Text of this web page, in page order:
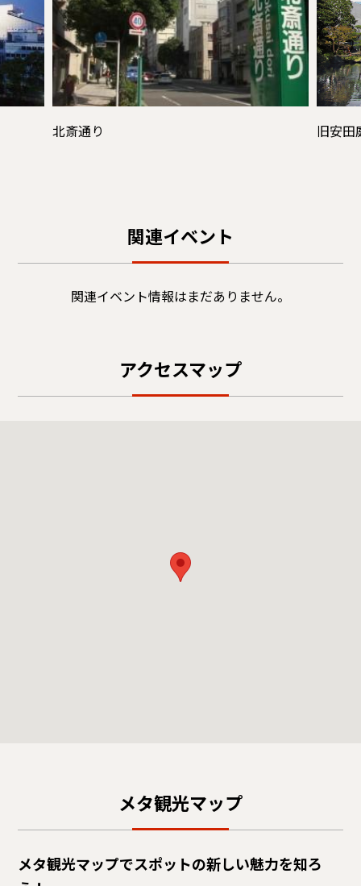
北斎通り 旧安田
関連イベント
関連イベント情報はまだありません。
アクセスマップ
メタ観光マップ
メタ観光マップでスポットの新しい魅力を知ろ